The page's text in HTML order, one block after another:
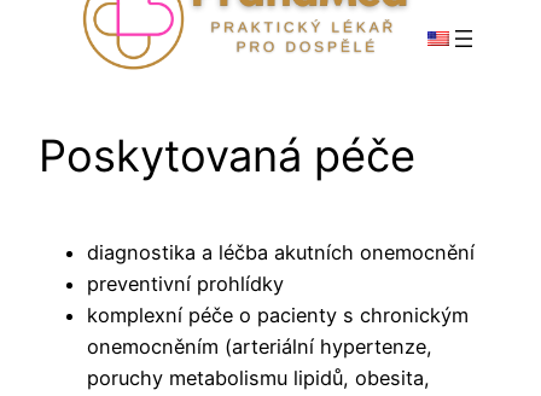
Poskytovaná péče
diagnostika a léčba akutních onemocnění
preventivní prohlídky
komplexní péče o pacienty s chronickým
onemocněním (arteriální hypertenze,
poruchy metabolismu lipidů, obesita,